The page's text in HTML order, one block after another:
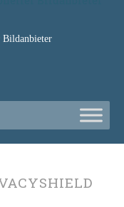
Bildanbieter